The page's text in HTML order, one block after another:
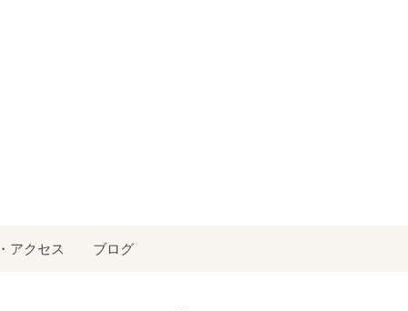
アクセス ブログ